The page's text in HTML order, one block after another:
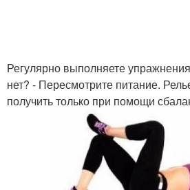
Регулярно выполняете
нет? - Пересмотрите питание.
получить только при помощи